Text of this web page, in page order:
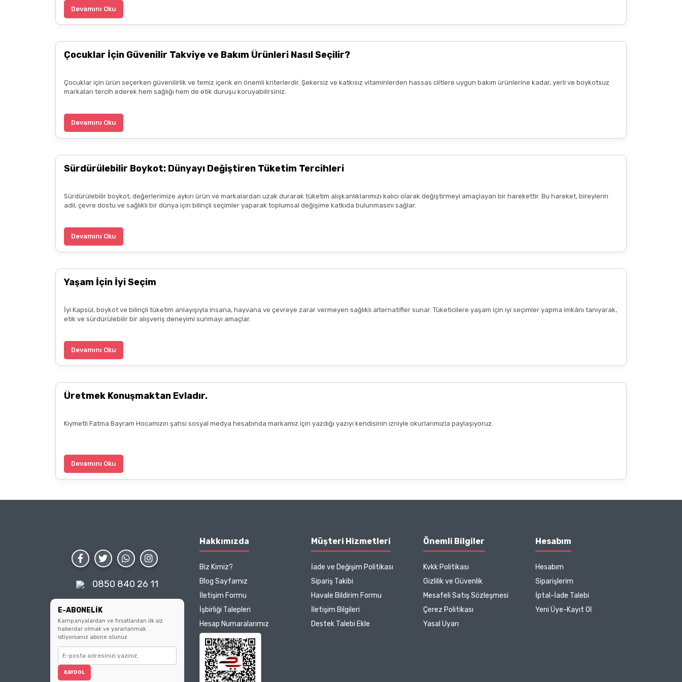
B... P... | 11/04/2025
diliyorum.
Zeynep Akgöz | 25/03/2025
teşekkür ediyorum. Herkesin emeğine sağlık :)
Zeynep Akgöz | 25/03/2025
Deneyimini Paylaş
Devamını Oku
Çocuklar İçin Güvenilir Takviye ve Bakım Ürünleri Nasıl Seçilir?
Çocuklar için ürün seçerken güvenilirlik ve temiz içerik en önemli kriterlerdir. Şekersiz ve katkısız vitaminlerden hassas ciltlere uygun bakım ürünlerine kadar, yerli ve boykotsuz
markaları tercih ederek hem sağlığı hem de etik duruşu koruyabilirsiniz.
Devamını Oku
Sürdürülebilir Boykot: Dünyayı Değiştiren Tüketim Tercihleri
Sürdürülebilir boykot, değerlerimize aykırı ürün ve markalardan uzak durarak tüketim alışkanlıklarımızı kalıcı olarak değiştirmeyi amaçlayan bir harekettir. Bu hareket, bireylerin
adil, çevre dostu ve sağlıklı bir dünya için bilinçli seçimler yaparak toplumsal değişime katkıda bulunmasını sağlar.
Devamını Oku
Yaşam İçin İyi Seçim
İyi Kapsül, boykot ve bilinçli tüketim anlayışıyla insana, hayvana ve çevreye zarar vermeyen sağlıklı alternatifler sunar. Tüketicilere yaşam için iyi seçimler yapma imkânı tanıyarak,
etik ve sürdürülebilir bir alışveriş deneyimi sunmayı amaçlar.
Devamını Oku
Üretmek Konuşmaktan Evladır.
Kıymetli Fatma Bayram Hocamızın şahsi sosyal medya hesabında markamız için yazdığı yazıyı kendisinin izniyle okurlarımızla paylaşıyoruz.
Devamını Oku
0850 840 26 11
E-ABONELİK
Kampanyalardan ve fırsatlardan ilk siz
haberdar olmak ve yararlanmak
istiyorsanız abone olunuz
KAYDOL
Hakkımızda
Biz Kimiz?
Blog Sayfamız
İletişim Formu
İşbirliği Talepleri
Hesap Numaralarımız
Müşteri Hizmetleri
İade ve Değişim Politikası
Sipariş Takibi
Havale Bildirim Formu
İletişim Bilgileri
Destek Talebi Ekle
Önemli Bilgiler
Kvkk Politikası
Gizlilik ve Güvenlik
Mesafeli Satış Sözleşmesi
Çerez Politikası
Yasal Uyarı
Hesabım
Hesabım
Siparişlerim
İptal-İade Talebi
Yeni Üye-Kayıt Ol